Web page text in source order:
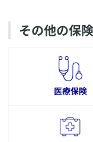
その他の保
医療保険